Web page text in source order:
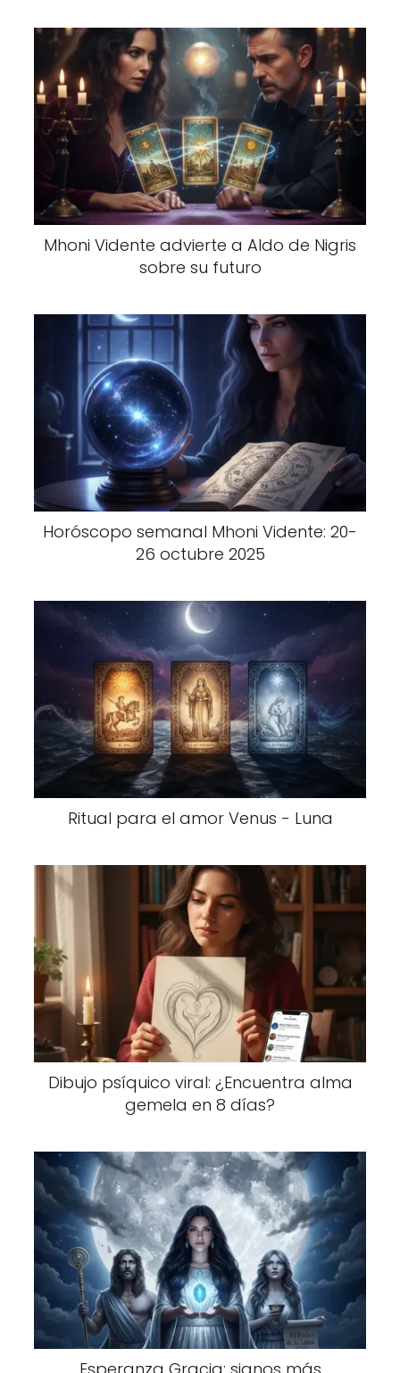
Mhoni Vidente advierte a Aldo de Nigris
sobre su futuro
Horóscopo semanal Mhoni Vidente: 20-
26 octubre 2025
Ritual para el amor Venus - Luna
Dibujo psíquico viral: ¿Encuentra alma
gemela en 8 días?